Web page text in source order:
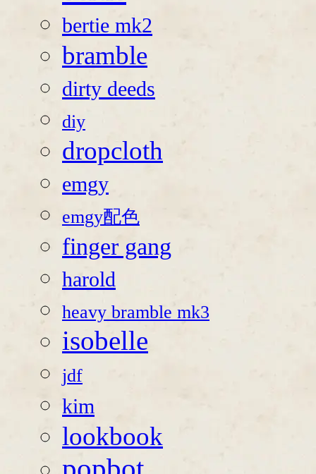
bertie mk2
bramble
dirty deeds
diy
dropcloth
emgy
emgy配色
finger gang
harold
heavy bramble mk3
isobelle
jdf
kim
lookbook